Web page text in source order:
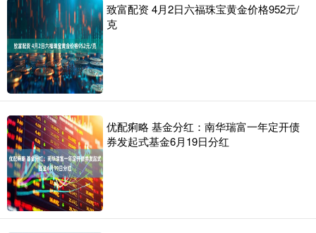
致富配资 4月2日六福珠宝黄金价格952元/
克
优配痢略 基金分红：南华瑞富一年定开债
券发起式基金6月19日分红